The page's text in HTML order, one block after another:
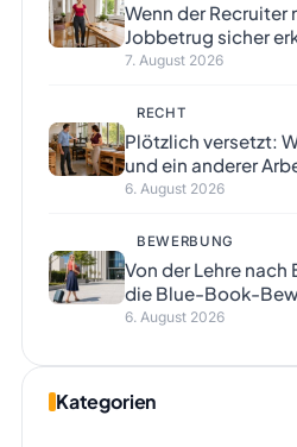
Wenn der
Jobbetrug sicher
7. August 2026
RECHT
Plötzlich versetzt:
und ein anderer
6. August 2026
BEWERBUNG
Von der Lehre
die Blue-Book-
6. August 2026
Kategorien